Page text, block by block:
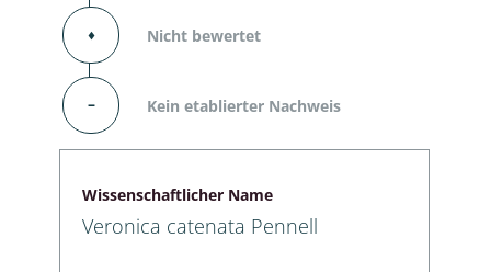
⬧ Nicht bewertet
– Kein etablierter Nachweis
Wissenschaftlicher Name
Veronica catenata Pennell